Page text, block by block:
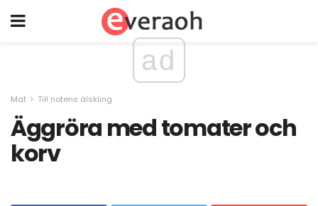
ad
Mat Till notens älskling
Äggröra med tomater och
korv